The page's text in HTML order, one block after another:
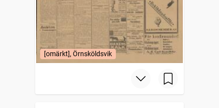
[omärkt], Örnsköldsvik